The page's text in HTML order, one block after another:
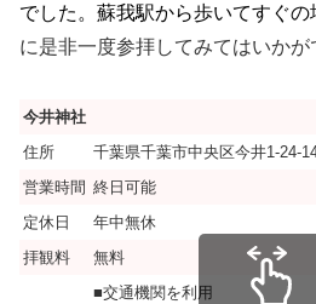
でした。蘇我駅から歩いてすぐ
に是非一度参拝してみてはいかが
今井神社
住所
千葉県千葉市中央区今井1-24-
営業時間 終日可能
定休日
年中無休
拝観料
無料
■交通機関を利用